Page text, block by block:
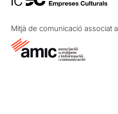
Mitjà de comunicació associat a